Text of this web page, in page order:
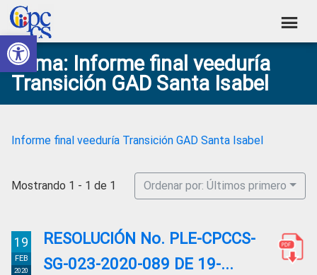
Abrir barra de herramientas
Skip
to
primary
navigation
Skip
to
main
content
Skip
to
primary
sidebar
Skip
to
footer
Consejo
de
Participación
Social
Construyendo
Poder
Ciudadano
Tema: Informe final veeduría
Transición GAD Santa Isabel
Informe final veeduría Transición GAD Santa Isabel
Mostrando 1 - 1 de 1 Ordenar por: Últimos primero
19
FEB
2020
RESOLUCIÓN No. PLE-CPCCS-
SG-023-2020-089 DE 19-...